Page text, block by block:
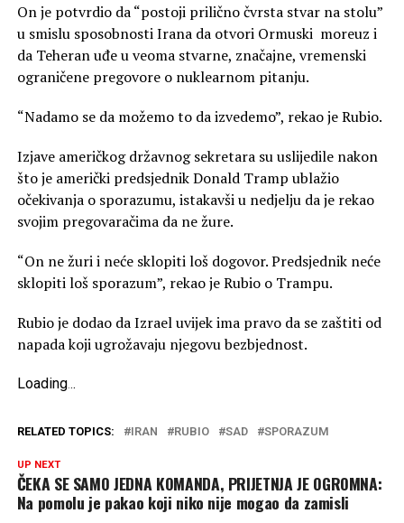
On je potvrdio da “postoji prilično čvrsta stvar na stolu”
u smislu sposobnosti Irana da otvori Ormuski moreuz i
da Teheran uđe u veoma stvarne, značajne, vremenski
ograničene pregovore o nuklearnom pitanju.
“Nadamo se da možemo to da izvedemo”, rekao je Rubio.
Izjave američkog državnog sekretara su uslijedile nakon
što je američki predsjednik Donald Tramp ublažio
očekivanja o sporazumu, istakavši u nedjelju da je rekao
svojim pregovaračima da ne žure.
“On ne žuri i neće sklopiti loš dogovor. Predsjednik neće
sklopiti loš sporazum”, rekao je Rubio o Trampu.
Rubio je dodao da Izrael uvijek ima pravo da se zaštiti od
napada koji ugrožavaju njegovu bezbjednost.
Loading. ..
RELATED TOPICS: IRAN RUBIO SAD SPORAZUM
UP NEXT
ČEKA SE SAMO JEDNA KOMANDA, PRIJETNJA JE OGROMNA:
Na pomolu je pakao koji niko nije mogao da zamisli